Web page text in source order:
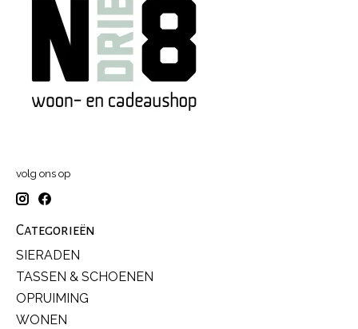
volg ons op
Categorieën
SIERADEN
TASSEN & SCHOENEN
OPRUIMING
WONEN